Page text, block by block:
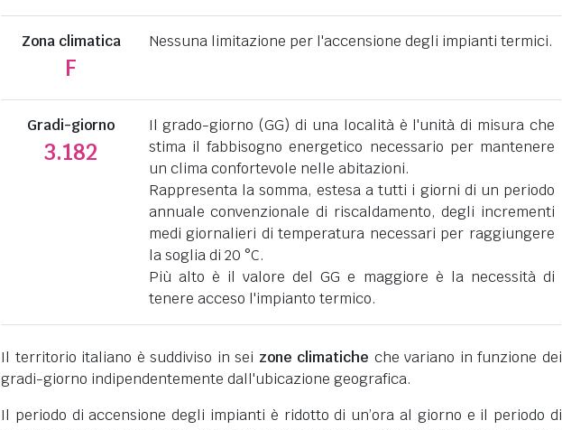
Zona climatica
F
Nessuna limitazione per l'accensione degli impianti termici.
Gradi-giorno
3.182
Il grado-giorno (GG) di una località è l'unità di misura che
stima il fabbisogno energetico necessario per mantenere
un clima confortevole nelle abitazioni.
Rappresenta la somma, estesa a tutti i giorni di un periodo
annuale convenzionale di riscaldamento, degli incrementi
medi giornalieri di temperatura necessari per raggiungere
la soglia di 20 °C.
Più alto è il valore del GG e maggiore è la necessità di
tenere acceso l'impianto termico.
Il territorio italiano è suddiviso in sei zone climatiche che variano in funzione dei
gradi-giorno indipendentemente dall'ubicazione geografica.
Il periodo di accensione degli impianti è ridotto di un’ora al giorno e il periodo di